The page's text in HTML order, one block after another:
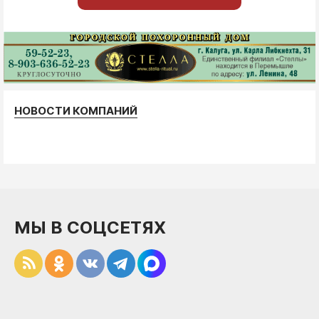
НОВОСТИ КОМПАНИЙ
МЫ В СОЦСЕТЯХ